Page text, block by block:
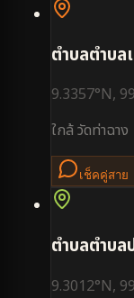
ตำบลตำบล
9.3357°N,
ใกล้วัดท่าฉาง
เช็คคู่สาย
ตำบลตำบล
9.3012°N,